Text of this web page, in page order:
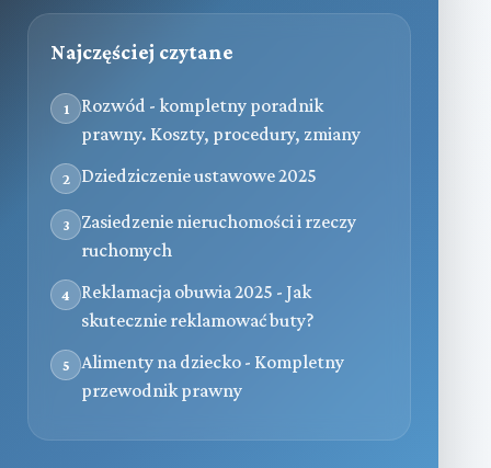
Najczęściej czytane
1
Rozwód - kompletny poradnik
prawny. Koszty, procedury, zmiany
2 Dziedziczenie ustawowe 2025
3
Zasiedzenie nieruchomości i rzeczy
ruchomych
4
Reklamacja obuwia 2025 - Jak
skutecznie reklamować buty?
5
Alimenty na dziecko - Kompletny
przewodnik prawny